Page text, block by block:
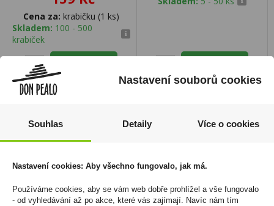
Cena za: krabičku (1 ks)
Skladem: 100 - 500
krabiček
Nastavení souborů cookies
Souhlas Detaily Více o cookies
Nastavení cookies: Aby všechno fungovalo, jak má.
Používáme cookies, aby se vám web dobře prohlížel a vše fungovalo
- od vyhledávání až po akce, které vás zajímají. Navíc nám tím